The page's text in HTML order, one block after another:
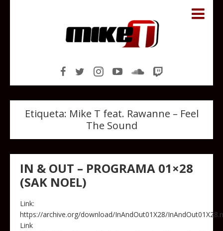
Etiqueta: Mike T feat. Rawanne – Feel
The Sound
IN & OUT – PROGRAMA 01×28
(SAK NOEL)
Link:
https://archive.org/download/InAndOut01X28/
Link